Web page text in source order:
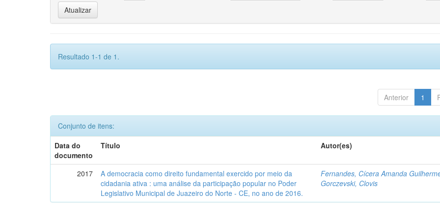
Resultado 1-1 de 1.
Anterior 1
Conjunto de itens:
Data do
documento
Título Autor(es)
2017
A democracia como direito fundamental exercido por meio da
cidadania ativa : uma análise da participação popular no Poder
Legislativo Municipal de Juazeiro do Norte - CE, no ano de 2016.
Fernandes, Cícera Amanda
Gorczevski, Clovis